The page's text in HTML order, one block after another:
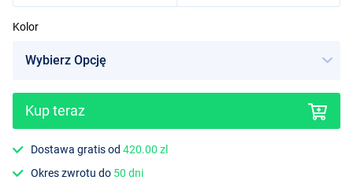
GT
Kolor
Kup teraz
Dostawa gratis od420.00 zl
Okres zwrotu do 50 dni